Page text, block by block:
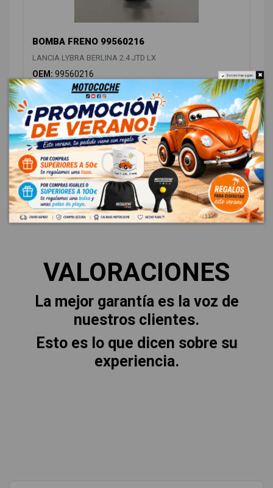
BOMBA FRENO 99560216
LANCIA LYBRA BERLINA 2.4 JTD LX
OEM: 99560216
ID:464123
12,00 € Sin IVA
14,52 € Con IVA
VALORACIONES
La mejor garantía es la voz de
nuestros clientes.
Esto es lo que dicen sobre su
experiencia.
Do not show again.